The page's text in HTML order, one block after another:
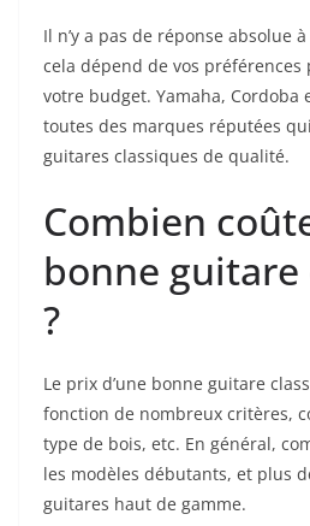
Il n’y a pas de réponse absolue
⁢cela‌ dépend de vos préférences
votre budget. Yamaha, Cordoba
toutes des marques réputées
guitares ⁤classiques de qualité.
Combien
bonne guitare
?
Le prix d’une bonne guitare
fonction de‌ nombreux critères,
type de bois, etc. En général,
les modèles débutants, et plus‌
guitares haut de gamme.